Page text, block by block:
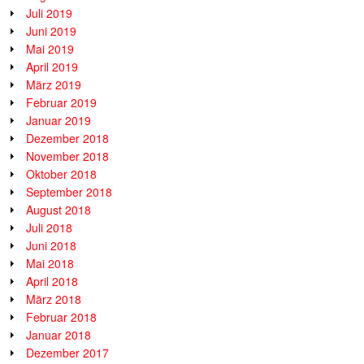
Juli 2019
Juni 2019
Mai 2019
April 2019
März 2019
Februar 2019
Januar 2019
Dezember 2018
November 2018
Oktober 2018
September 2018
August 2018
Juli 2018
Juni 2018
Mai 2018
April 2018
März 2018
Februar 2018
Januar 2018
Dezember 2017